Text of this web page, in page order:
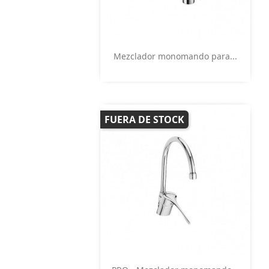
Vista rápida
Mezclador monomando para...
FUERA DE STOCK